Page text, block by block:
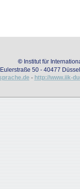
© Institut für
Eulerstraße 50 - 40477
- http://www.iik-